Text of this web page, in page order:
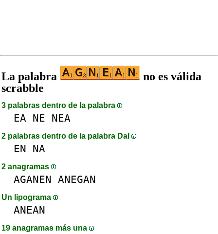
La palabra
no es válida
scrabble
3 palabras dentro de la palabra
EA NE NEA
2 palabras dentro de la palabra DaI
EN NA
2 anagramas
AGANEN ANEGAN
Un lipograma
ANEAN
19 anagramas más una